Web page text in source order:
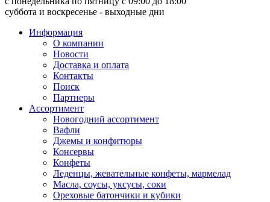
суббота и воскресенье - выходные дни
Информация
О компании
Новости
Доставка и оплата
Контакты
Поиск
Партнеры
Ассортимент
Новогодний ассортимент
Вафли
Джемы и конфитюры
Консервы
Конфеты
Леденцы, жевательные конфеты, мармелад
Масла, соусы, уксусы, соки
Ореховые батончики и кубики